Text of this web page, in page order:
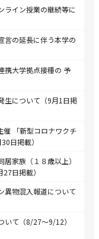
ライン授業の継続等に
言の延長に伴う本学の
携大学拠点接種の 予
生について（9月1日掲
催 「新型コロナワクチ
日掲載）
居家族（１８歳以上）
日掲載）
異物混入報道について
いて（8/27～9/12）